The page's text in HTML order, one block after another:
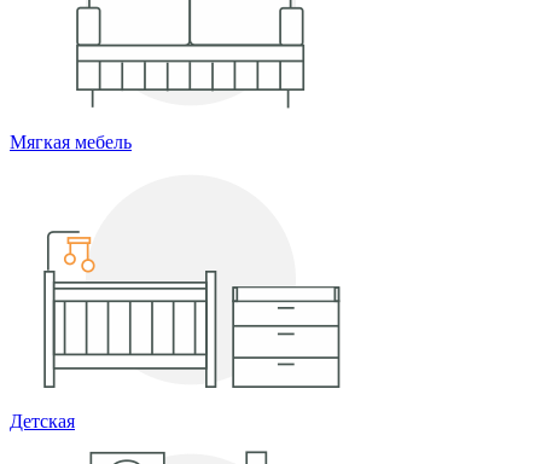
Мягкая мебель
Детская